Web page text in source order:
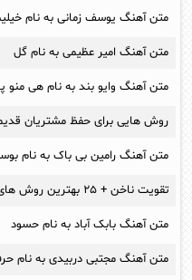
متن آهنگ یوسف زمانی به نام
متن آهنگ امیر عظیمی به نام گل
متن آهنگ وایو بند به نام هی منو
روش هایی برای حفظ مشتریان
متن آهنگ رامین بی باک به نام
تقویت ناخن + ۲۵ بهترین روش های تقویت ناخن دست و پا
متن آهنگ بابک آباد به نام حسود
متن آهنگ مجتبی دربیدی به نام